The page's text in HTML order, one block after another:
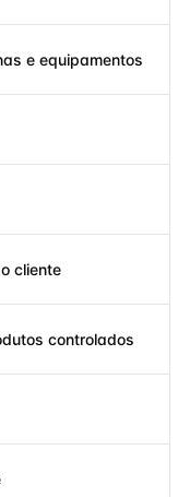
e equipamentos
cliente
controlados